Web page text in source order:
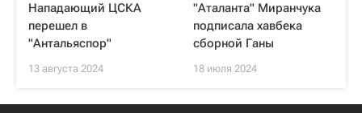
Нападающий ЦСКА
перешел в
"Антальяспор"
13 августа 2024
"Аталанта" Миранчука
подписала хавбека
сборной Ганы
18 июля 2024